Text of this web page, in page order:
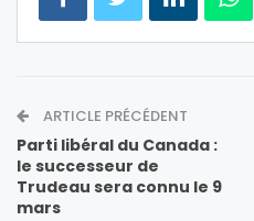
ARTICLE PRÉCÉDENT
Parti libéral du Canada :
le successeur de
Trudeau sera connu le 9
mars